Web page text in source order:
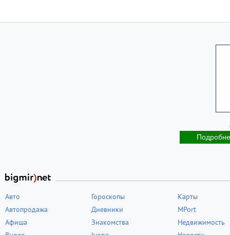
Авто
Автопродажа
Афиша
Гороскопы
Дневники
Знакомства
Карты
MPort
Недвижимость